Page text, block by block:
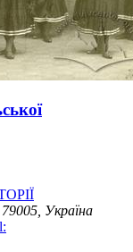
79005, Україна